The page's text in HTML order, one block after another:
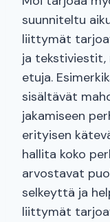
suunniteltu
liittymät
ja tekstiviestit,
etuja.
sisältävät
jakamiseen
erityisen
hallita koko
arvostavat
selkeyttä ja
liittymät